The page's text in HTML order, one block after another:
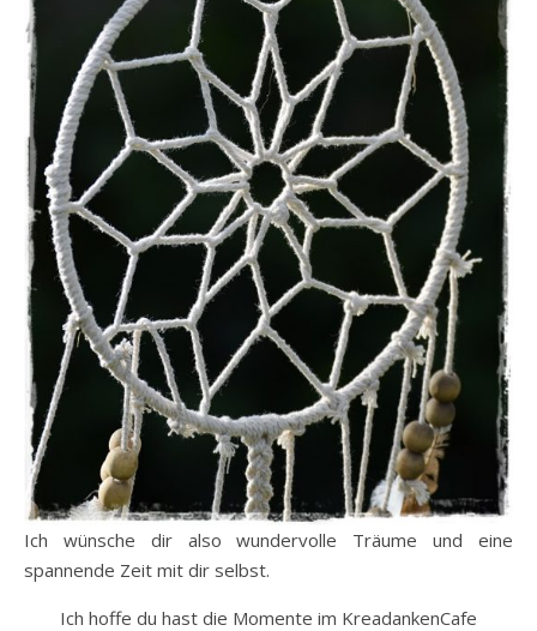
Ich wünsche dir also wundervolle Träume und eine
spannende Zeit mit dir selbst.
Ich hoffe du hast die Momente im KreadankenCafe